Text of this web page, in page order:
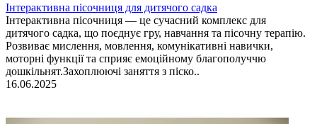
Інтерактивна пісочниця для дитячого садка
Інтерактивна пісочниця — це сучасний комплекс для
дитячого садка, що поєднує гру, навчання та пісочну терапію.
Розвиває мислення, мовлення, комунікативні навички,
моторні функції та сприяє емоційному благополуччю
дошкільнят.Захоплюючі заняття з піско..
16.06.2025